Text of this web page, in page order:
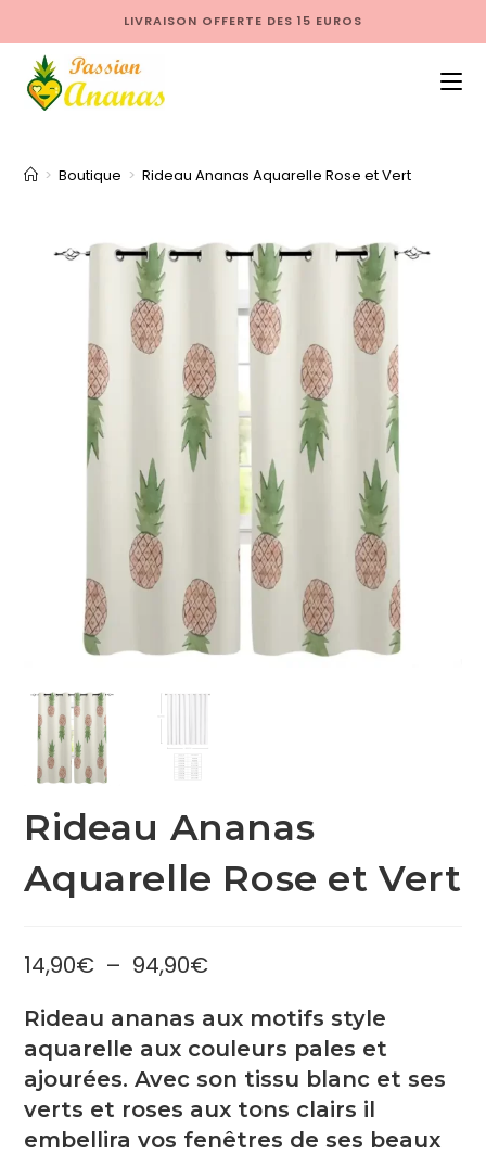
LIVRAISON OFFERTE DES 15 EUROS
> Boutique > Rideau Ananas Aquarelle Rose et Vert
Rideau Ananas
Aquarelle Rose et Vert
14,90€ – 94,90€
Rideau ananas aux motifs style
aquarelle aux couleurs pales et
ajourées. Avec son tissu blanc et ses
verts et roses aux tons clairs il
embellira vos fenêtres de ses beaux